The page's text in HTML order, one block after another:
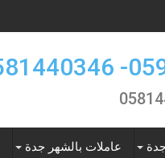
عاملات بالشهر جدة